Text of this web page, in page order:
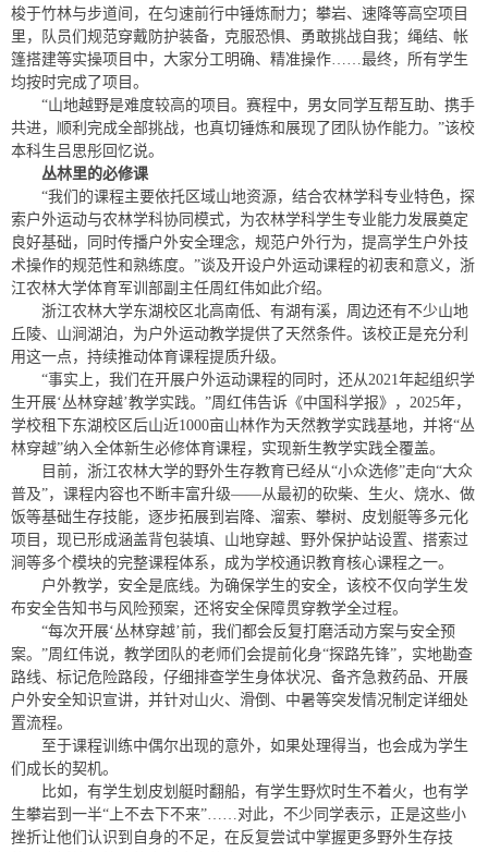
梭于竹林与步道间，在匀速前行中锤炼耐力；攀岩、速降等高空项目
里，队员们规范穿戴防护装备，克服恐惧、勇敢挑战自我；绳结、帐
篷搭建等实操项目中，大家分工明确、精准操作……最终，所有学生
均按时完成了项目。
“山地越野是难度较高的项目。赛程中，男女同学互帮互助、携手
共进，顺利完成全部挑战，也真切锤炼和展现了团队协作能力。”该校
本科生吕思彤回忆说。
丛林里的必修课
“我们的课程主要依托区域山地资源，结合农林学科专业特色，探
索户外运动与农林学科协同模式，为农林学科学生专业能力发展奠定
良好基础，同时传播户外安全理念，规范户外行为，提高学生户外技
术操作的规范性和熟练度。”谈及开设户外运动课程的初衷和意义，浙
江农林大学体育军训部副主任周红伟如此介绍。
浙江农林大学东湖校区北高南低、有湖有溪，周边还有不少山地
丘陵、山涧湖泊，为户外运动教学提供了天然条件。该校正是充分利
用这一点，持续推动体育课程提质升级。
“事实上，我们在开展户外运动课程的同时，还从2021年起组织学
生开展‘丛林穿越’教学实践。”周红伟告诉《中国科学报》，2025年，
学校租下东湖校区后山近1000亩山林作为天然教学实践基地，并将“丛
林穿越”纳入全体新生必修体育课程，实现新生教学实践全覆盖。
目前，浙江农林大学的野外生存教育已经从“小众选修”走向“大众
普及”，课程内容也不断丰富升级——从最初的砍柴、生火、烧水、做
饭等基础生存技能，逐步拓展到岩降、溜索、攀树、皮划艇等多元化
项目，现已形成涵盖背包装填、山地穿越、野外保护站设置、搭索过
涧等多个模块的完整课程体系，成为学校通识教育核心课程之一。
户外教学，安全是底线。为确保学生的安全，该校不仅向学生发
布安全告知书与风险预案，还将安全保障贯穿教学全过程。
“每次开展‘丛林穿越’前，我们都会反复打磨活动方案与安全预
案。”周红伟说，教学团队的老师们会提前化身“探路先锋”，实地勘查
路线、标记危险路段，仔细排查学生身体状况、备齐急救药品、开展
户外安全知识宣讲，并针对山火、滑倒、中暑等突发情况制定详细处
置流程。
至于课程训练中偶尔出现的意外，如果处理得当，也会成为学生
们成长的契机。
比如，有学生划皮划艇时翻船，有学生野炊时生不着火，也有学
生攀岩到一半“上不去下不来”……对此，不少同学表示，正是这些小
挫折让他们认识到自身的不足，在反复尝试中掌握更多野外生存技